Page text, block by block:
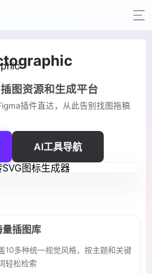
图资源和生成平台
插件直达，从此告别找图拖稿
AI工具导航
量插图库
10多种统一视觉风格，按主题和关键
轻松检索